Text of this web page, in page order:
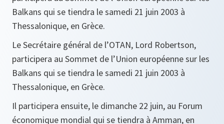
Balkans qui se tiendra le samedi 21 juin 2003 à
Thessalonique, en Grèce.
Le Secrétaire général de l’OTAN, Lord Robertson,
participera au Sommet de l’Union européenne sur les
Balkans qui se tiendra le samedi 21 juin 2003 à
Thessalonique, en Grèce.
Il participera ensuite, le dimanche 22 juin, au Forum
économique mondial qui se tiendra à Amman, en